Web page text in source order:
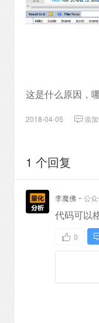
这是什么原因，
2018-04-05 添
1 个回复
李魔佛 - 公
代码可以
0